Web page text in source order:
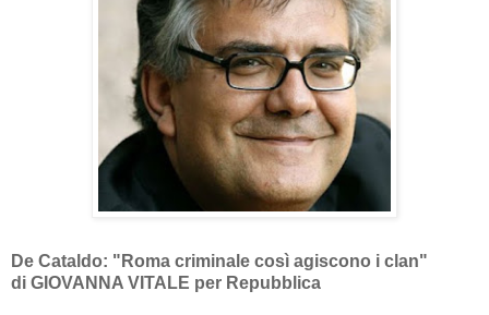
De Cataldo: "Roma criminale così agiscono i clan"
di GIOVANNA VITALE per Repubblica